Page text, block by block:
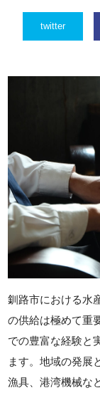
twitter
釧路市における水
の供給は極めて重
での豊富な経験と
ます。地域の発展
漁具、港湾機械な